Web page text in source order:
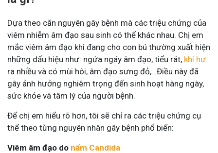
Dựa theo căn nguyên gây bệnh mà các triệu chứng của
viêm nhiễm âm đạo sau sinh có thể khác nhau. Chị em
mắc viêm âm đạo khi đang cho con bú thường xuất hiện
những dấu hiệu như: ngứa ngáy âm đạo, tiểu rát, khí hư
ra nhiều và có mùi hôi, âm đạo sưng đỏ,…Điều này đã
gây ảnh hưởng nghiêm trọng đến sinh hoạt hàng ngày,
sức khỏe và tâm lý của người bệnh.
Để chị em hiểu rõ hơn, tôi sẽ chỉ ra các triệu chứng cụ
thể theo từng nguyên nhân gây bệnh phổ biến:
Viêm âm đạo do nấm Candida